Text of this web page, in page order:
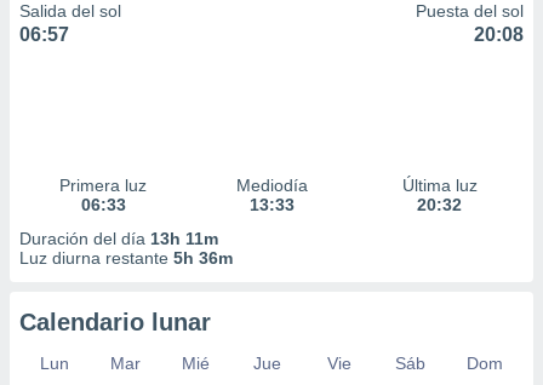
Salida del sol
06:57
Puesta del sol
20:08
Primera luz
06:33
Mediodía
13:33
Última luz
20:32
Duración del día 13h 11m
Luz diurna restante 5h 36m
Calendario lunar
Lun Mar Mié Jue Vie Sáb
Dom